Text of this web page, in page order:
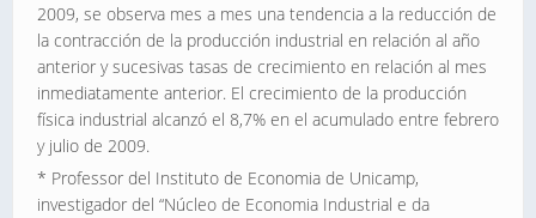
2009, se observa mes a mes una tendencia a la reducción de
la contracción de la producción industrial en relación al año
anterior y sucesivas tasas de crecimiento en relación al mes
inmediatamente anterior. El crecimiento de la producción
física industrial alcanzó el 8,7% en el acumulado entre febrero
y julio de 2009.
* Professor del Instituto de Economia de Unicamp,
investigador del “Núcleo de Economia Industrial e da